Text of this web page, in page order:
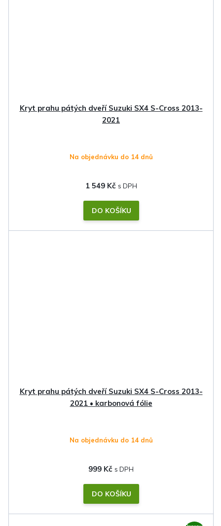
Kryt prahu pátých dveří Suzuki SX4 S-Cross 2013-
2021
Na objednávku do 14 dnů
1 549 Kč
DO KOŠÍKU
Kryt prahu pátých dveří Suzuki SX4 S-Cross 2013-
2021 • karbonová fólie
Na objednávku do 14 dnů
999 Kč
DO KOŠÍKU